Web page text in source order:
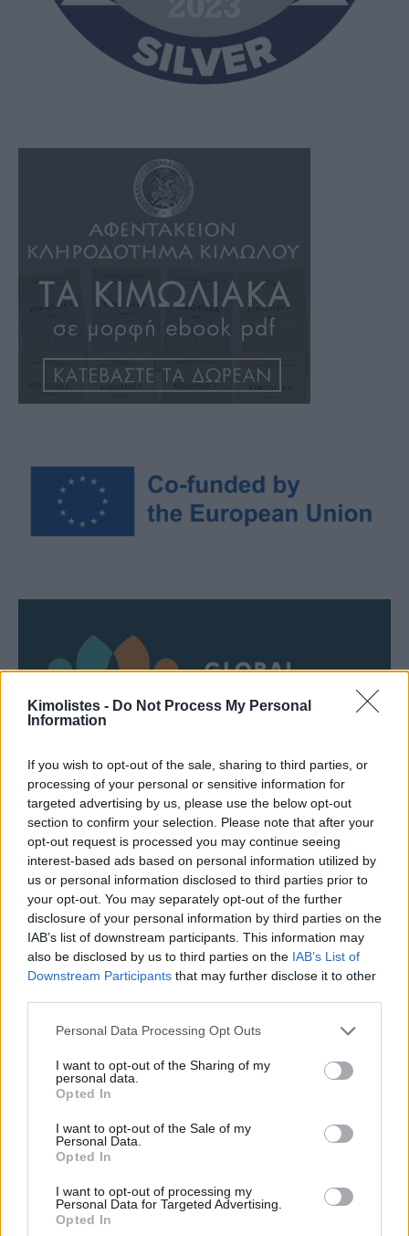
Kimolistes - Do Not Process My Personal
Information
If you wish to opt-out of the sale, sharing to third parties, or
processing of your personal or sensitive information for
targeted advertising by us, please use the below opt-out
section to confirm your selection. Please note that after your
opt-out request is processed you may continue seeing
interest-based ads based on personal information utilized by
us or personal information disclosed to third parties prior to
your opt-out. You may separately opt-out of the further
disclosure of your personal information by third parties on the
IAB’s list of downstream participants. This information may
also be disclosed by us to third parties on the IAB’s List of
Downstream Participants that may further disclose it to other
Please note that this website/app uses one or more Google
not limited to your visit or usage behaviour. You may click to
grant or deny consent to Google and its third-party tags to
use your data for below specified purposes in below Google
consent section.
Personal Data Processing Opt Outs
I want to opt-out of the Sharing of my
personal data.
Opted In
I want to opt-out of the Sale of my
Personal Data.
Opted In
I want to opt-out of processing my
Personal Data for Targeted Advertising.
Opted In
Kimolos Experience Festival